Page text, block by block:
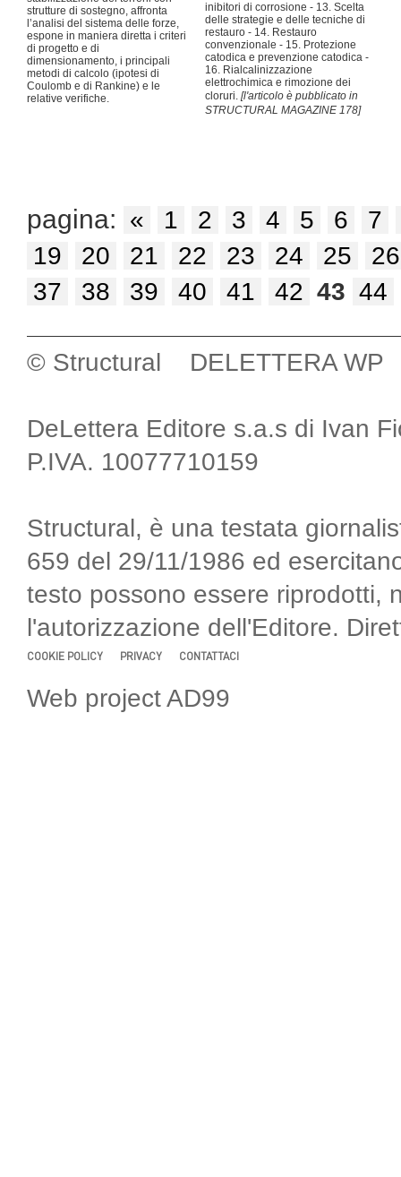
inibitori di corrosione - 13. Scelta
delle strategie e delle tecniche di
restauro - 14. Restauro
convenzionale - 15. Protezione
catodica e prevenzione catodica -
16. Rialcalinizzazione
elettrochimica e rimozione dei
cloruri. [l'articolo è pubblicato in
STRUCTURAL MAGAZINE 178]
strutture di sostegno, affronta
l’analisi del sistema delle forze,
espone in maniera diretta i criteri
di progetto e di
dimensionamento, i principali
metodi di calcolo (ipotesi di
Coulomb e di Rankine) e le
relative verifiche.
pagina: « 1 2 3 4 5 6
7
19
20 21 22 23 24 25
26
37
38 39 40 41 42 43 44
© Structural DELETTERA WP
DeLettera Editore s.a.s di Ivan
P.IVA. 10077710159
Structural, è una testata
659 del 29/11/1986 ed
testo possono essere riprodotti,
l'autorizzazione dell'Editore.
COOKIE POLICY PRIVACY CONTATTACI
Web project AD99